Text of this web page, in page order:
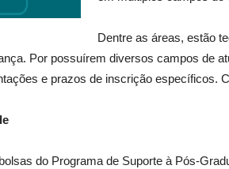
Dentre as áreas, estão
Por possuírem diversos campos de
e prazos de inscrição específicos.
do Programa de Suporte à Pós-